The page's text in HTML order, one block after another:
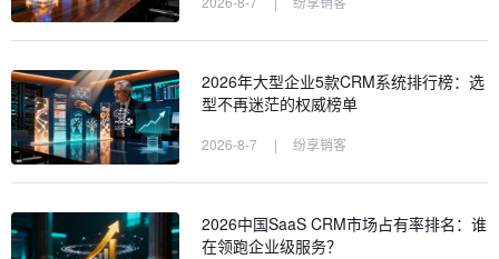
2026年大型企业5款CRM系统排行榜：选
型不再迷茫的权威榜单
2026-8-7 | 纷享销客
2026中国SaaS CRM市场占有率排名：谁
在领跑企业级服务？